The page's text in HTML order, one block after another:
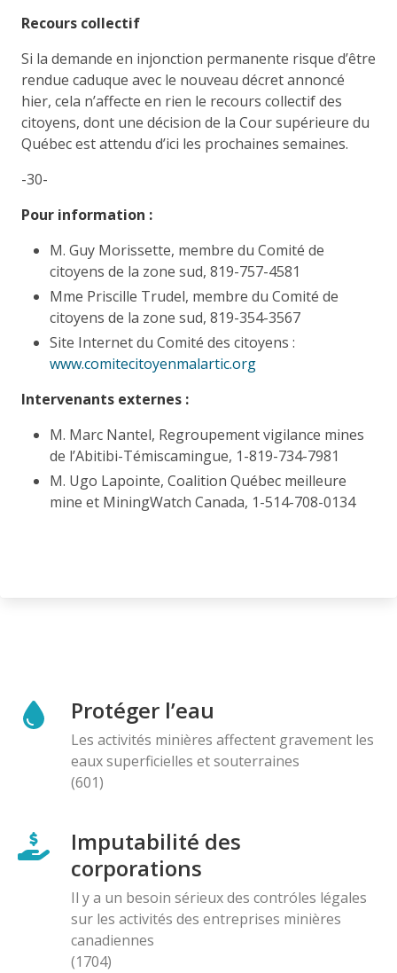
Recours collectif
Si la demande en injonction permanente risque d’être
rendue caduque avec le nouveau décret annoncé
hier, cela n’affecte en rien le recours collectif des
citoyens, dont une décision de la Cour supérieure du
Québec est attendu d’ici les prochaines semaines.
-30-
Pour information :
M. Guy Morissette, membre du Comité de
citoyens de la zone sud, 819-757-4581
Mme Priscille Trudel, membre du Comité de
citoyens de la zone sud, 819-354-3567
Site Internet du Comité des citoyens :
www.comitecitoyenmalartic.org
Intervenants externes :
M. Marc Nantel, Regroupement vigilance mines
de l’Abitibi-Témiscamingue, 1-819-734-7981
M. Ugo Lapointe, Coalition Québec meilleure
mine et MiningWatch Canada, 1-514-708-0134
Protéger l’eau
Les activités minières affectent gravement les
eaux superficielles et souterraines
(601)
Imputabilité des
corporations
Il y a un besoin sérieux des contróles légales
sur les activités des entreprises minières
canadiennes
(1704)